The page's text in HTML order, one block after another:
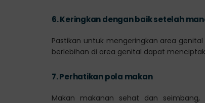
6.Keringkan dengan baik setelah
Pastikan untuk mengeringkan area
berlebihan di area genital dapat
7.Perhatikan pola makan
Makan makanan sehat dan